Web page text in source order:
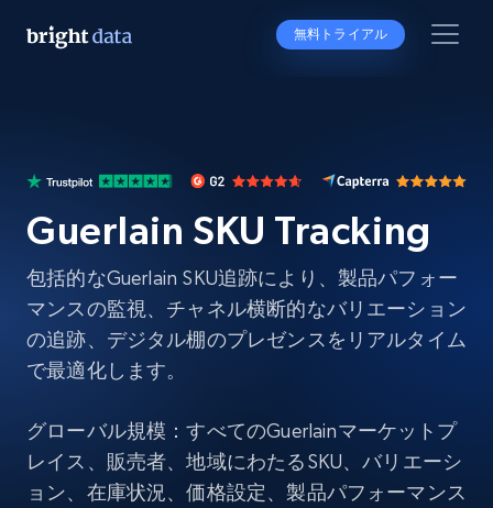
無料トライアル
Guerlain SKU Tracking
包括的なGuerlain SKU追跡により、製品パフォー
マンスの監視、チャネル横断的なバリエーション
の追跡、デジタル棚のプレゼンスをリアルタイム
で最適化します。
グローバル規模：すべてのGuerlainマーケットプ
レイス、販売者、地域にわたるSKU、バリエーシ
ョン、在庫状況、価格設定、製品パフォーマンス